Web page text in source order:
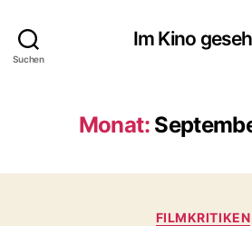
Suchen
Im Kino
Monat:
FILMKRITIKEN